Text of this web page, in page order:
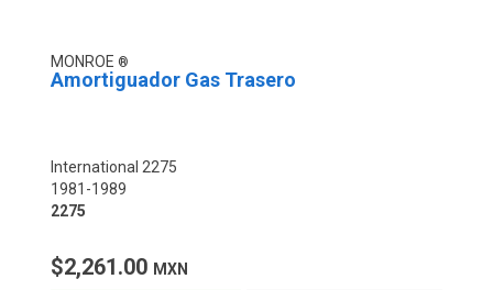
MONROE
Amortiguador Gas Trasero
International 2275
1981-1989
2275
$2,261.00 MXN